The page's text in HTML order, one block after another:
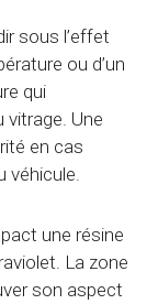
sous l’effet
ou d’un
qui
Une
en cas
véhicule.
une résine
La zone
son aspect